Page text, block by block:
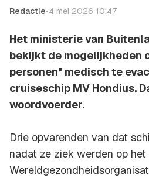
Redactie•4 mei 2026 10:47
Het ministerie van
bekijkt de mogelijkheden
personen" medisch te
cruiseschip MV Hondius.
woordvoerder.
Drie opvarenden van dat
nadat ze ziek werden op het